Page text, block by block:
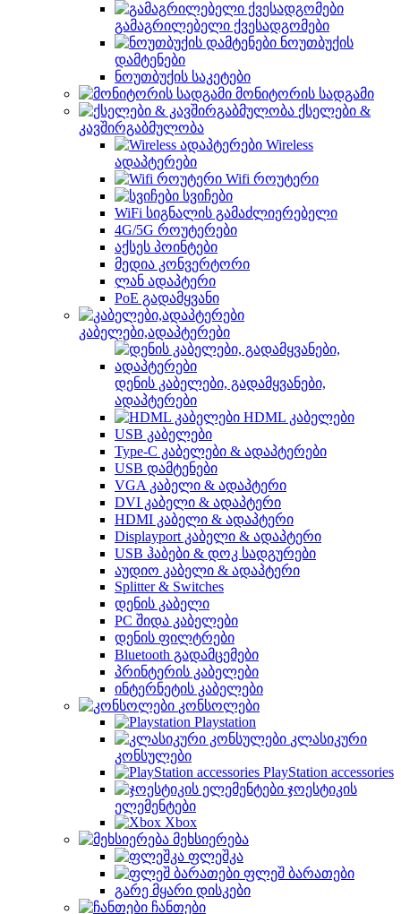
გამაგრილებელი ქვესადგომები
ნოუთბუქის
დამტენები
ნოუთბუქის საკეტები
მონიტორის სადგამი
ქსელები &
კავშირგაბმულობა
Wireless
ადაპტერები
Wifi როუტერი
სვიჩები
WiFi სიგნალის გამაძლიერებელი
4G/5G როუტერები
აქსეს პოინტები
მედია კონვერტორი
ლან ადაპტერი
PoE გადამყვანი
კაბელები,ადაპტერები
დენის კაბელები, გადამყვანები,
ადაპტერები
HDML კაბელები
USB კაბელები
Type-C კაბელები & ადაპტერები
USB დამტენები
VGA კაბელი & ადაპტერი
DVI კაბელი & ადაპტერი
HDMI კაბელი & ადაპტერი
Displayport კაბელი & ადაპტერი
USB ჰაბები & დოკ სადგურები
აუდიო კაბელი & ადაპტერი
Splitter & Switches
დენის კაბელი
PC შიდა კაბელები
დენის ფილტრები
Bluetooth გადამცემები
პრინტერის კაბელები
ინტერნეტის კაბელები
კონსოლები
Playstation
კლასიკური
კონსულები
PlayStation accessories
ჯოესტიკის
ელემენტები
Xbox
მეხსიერება
ფლეშკა
ფლეშ ბარათები
გარე მყარი დისკები
ჩანთები